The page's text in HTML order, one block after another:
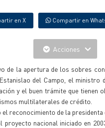
en X Compartir en
Acciones
de la apertura de los sobres
del Campo, el
y el buen trámite que
multilaterales de crédito.
reconocimiento de la
nacional iniciado en